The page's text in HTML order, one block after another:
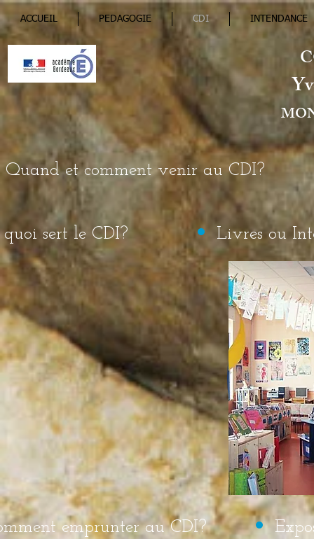
ACCUEIL PEDAGOGIE CDI INTENDANCE
Quand et comment venir au CDI?
sert le CDI? Livres ou
emprunter au CDI?